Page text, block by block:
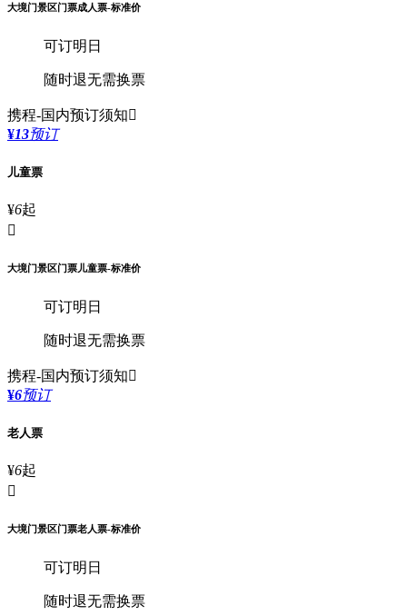
大境门景区门票成人票-标准价
可订明日
随时退无需换票
携程-国内预订须知
¥13预订
儿童票
¥6起

大境门景区门票儿童票-标准价
可订明日
随时退无需换票
携程-国内预订须知
¥6预订
老人票
¥6起

大境门景区门票老人票-标准价
可订明日
随时退无需换票